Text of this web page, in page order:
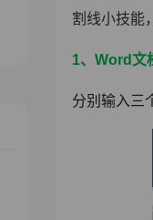
割线小技能
1、Word文
分别输入三